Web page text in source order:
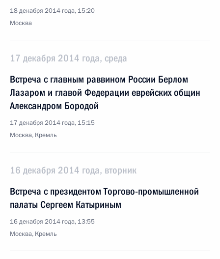
18 декабря 2014 года, 15:20
Москва
17 декабря 2014 года, среда
Встреча с главным раввином России Берлом
Лазаром и главой Федерации еврейских общин
Александром Бородой
17 декабря 2014 года, 15:15
Москва, Кремль
16 декабря 2014 года, вторник
Встреча с президентом Торгово-промышленной
палаты Сергеем Катыриным
16 декабря 2014 года, 13:55
Москва, Кремль